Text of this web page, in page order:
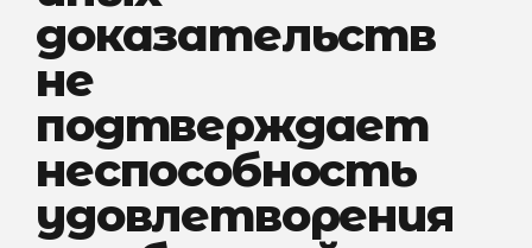
доказательств
не
подтверждает
неспособность
удовлетворения